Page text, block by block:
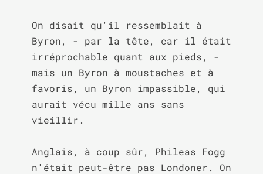
On disait qu'il ressemblait à
Byron, - par la tête, car il était
irréprochable quant aux pieds, -
mais un Byron à moustaches et à
favoris, un Byron impassible, qui
aurait vécu mille ans sans
vieillir.
Anglais, à coup sûr, Phileas Fogg
n'était peut-être pas Londoner. On